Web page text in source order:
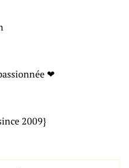
❤
2009}